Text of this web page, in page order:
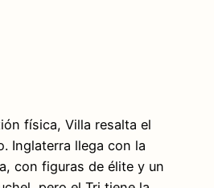
física, Villa resalta el
Inglaterra llega con la
con figuras de élite y un